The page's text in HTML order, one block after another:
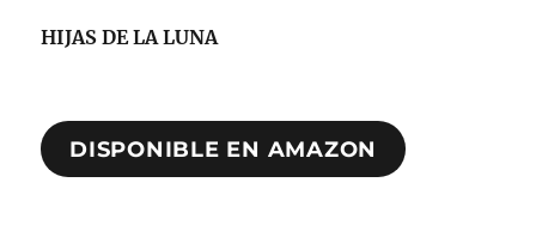
HIJAS DE LA LUNA
DISPONIBLE EN AMAZON